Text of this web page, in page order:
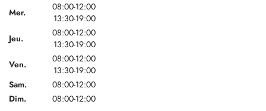
Mer.
08:00-12:00
13:30-19:00
Jeu.
08:00-12:00
13:30-19:00
Ven.
08:00-12:00
13:30-19:00
Sam.
08:00-12:00
Dim.
08:00-12:00